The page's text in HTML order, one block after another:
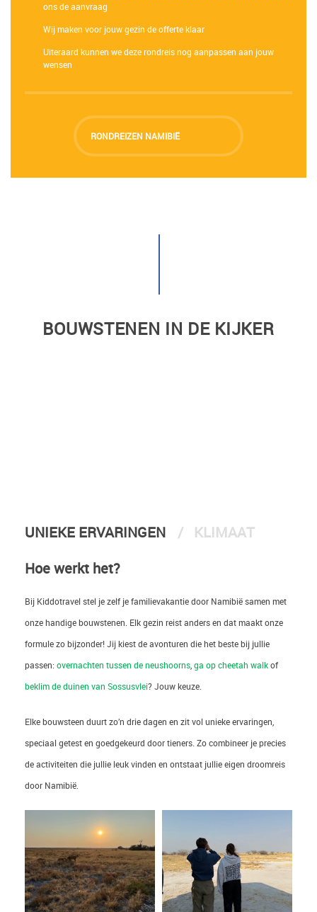
ons de aanvraag
Wij maken voor jouw gezin de offerte klaar
Uiteraard kunnen we deze rondreis nog aanpassen aan jouw
wensen
RONDREIZEN NAMIBIË
BOUWSTENEN IN DE KIJKER
UNIEKE ERVARINGEN
KLIMAAT
Hoe werkt het?
Bij Kiddotravel stel je zelf je familievakantie door Namibië samen met
onze handige bouwstenen. Elk gezin reist anders en dat maakt onze
formule zo bijzonder! Jij kiest de avonturen die het beste bij jullie
passen: overnachten tussen de neushoorns ga op cheetah walkof
beklim de duinen van Sossusvlei? Jouw keuze.
Elke bouwsteen duurt zo’n drie dagen en zit vol unieke ervaringen,
speciaal getest en goedgekeurd door tieners. Zo combineer je precies
de activiteiten die jullie leuk vinden en ontstaat jullie eigen droomreis
door Namibië.